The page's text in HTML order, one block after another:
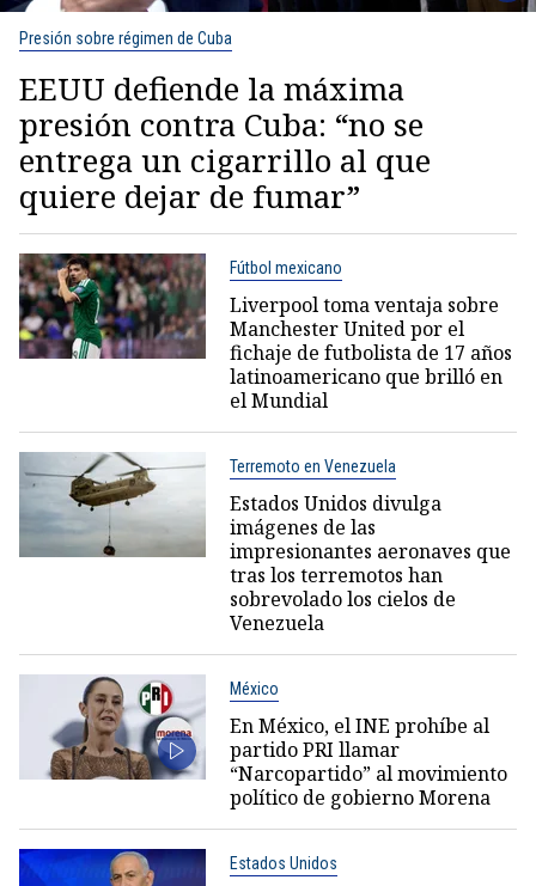
Presión sobre régimen de Cuba
EEUU defiende la máxima
presión contra Cuba: “no se
entrega un cigarrillo al que
quiere dejar de fumar”
Fútbol mexicano
Liverpool toma ventaja sobre
Manchester United por el
fichaje de futbolista de 17 años
latinoamericano que brilló en
el Mundial
Terremoto en Venezuela
Estados Unidos divulga
imágenes de las
impresionantes aeronaves que
tras los terremotos han
sobrevolado los cielos de
Venezuela
México
En México, el INE prohíbe al
partido PRI llamar
“Narcopartido” al movimiento
político de gobierno Morena
Estados Unidos